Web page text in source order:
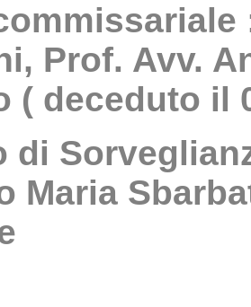
Prof. Avv.
( deceduto il
di
Maria